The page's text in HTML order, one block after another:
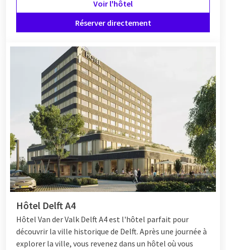
Voir l'hôtel
Réserver directement
Hôtel Delft A4
Hôtel Van der Valk Delft A4 est l'hôtel parfait pour
découvrir la ville historique de Delft. Après une journée à
explorer la ville, vous revenez dans un hôtel où vous